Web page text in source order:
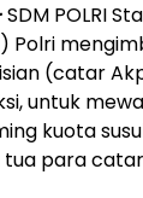
SDM POLRI
Polri
(catar
untuk
kuota
para